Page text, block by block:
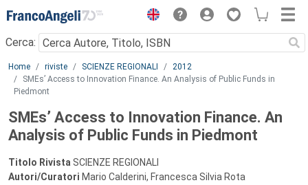
Menu
Cerca:
Main content
Home riviste SCIENZE REGIONALI
2012
SMEs’ Access to Innovation Finance. An Analysis of Public Funds in
Piedmont
SMEs’ Access to Innovation Finance. An
Analysis of Public Funds in Piedmont
Titolo Rivista SCIENZE REGIONALI
Autori/Curatori Mario Calderini, Francesca Silvia Rota